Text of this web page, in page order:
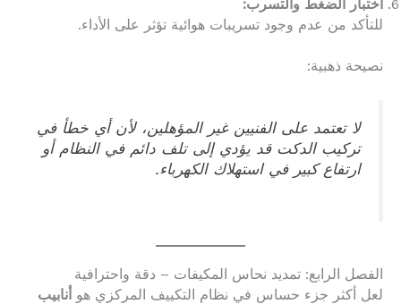
اختبار الضغط والتسرب:
للتأكد من عدم وجود تسريبات هوائية تؤثر على الأداء.
نصيحة ذهبية:
لا تعتمد على الفنيين غير المؤهلين، لأن أي خطأ في
تركيب الدكت قد يؤدي إلى تلف دائم في النظام أو
ارتفاع كبير في استهلاك الكهرباء.
الفصل الرابع: تمديد نحاس المكيفات – دقة واحترافية
لعل أكثر جزء حساس في نظام التكييف المركزي هو أنابيب